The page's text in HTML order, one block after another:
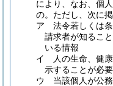
により、なお、個
の。 ただし、次に
ア
法令若しくは
請求者が知るこ
いる情報
イ
人の生命、健
示することが必
ウ
当該個人が公